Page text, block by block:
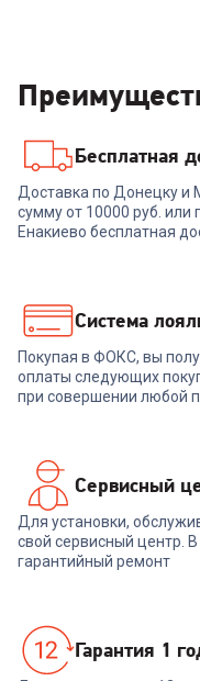
00-00014762
Телевизор TCL 55P7L
54 999
В корзину
Бесплатная
Доставка по Донецку и
сумму от 10000 руб. или
Енакиево бесплатная
Система
Покупая в ФОКС, вы
оплаты следующих
при совершении любой
Сервисный
Для установки,
свой сервисный центр.
гарантийный ремонт
Гарантия 1